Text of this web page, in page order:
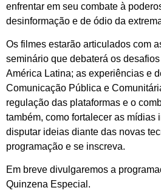
enfrentar em seu combate à
desinformação e de ódio da
Os filmes estarão articulados com
seminário que debaterá os
América Latina; as experiências e
Comunicação Pública e
regulação das plataformas e o
também, como fortalecer as mídias
disputar ideias diante das novas
programação e se inscreva.
Em breve divulgaremos a
Quinzena Especial.